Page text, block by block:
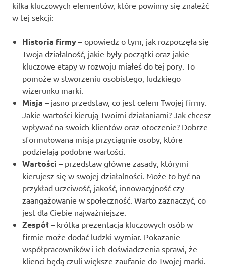
kilka kluczowych elementów, które powinny się znaleźć
w tej sekcji:
Historia firmy – opowiedz o tym, jak rozpoczęła się
Twoja działalność, jakie były początki oraz jakie
kluczowe etapy w rozwoju miałeś do tej pory. To
pomoże w stworzeniu osobistego, ludzkiego
wizerunku marki.
Misja – jasno przedstaw, co jest celem Twojej firmy.
Jakie wartości kierują Twoimi działaniami? Jak chcesz
wpływać na swoich klientów oraz otoczenie? Dobrze
sformułowana misja przyciągnie osoby, które
podzielają podobne wartości.
Wartości – przedstaw główne zasady, którymi
kierujesz się w swojej działalności. Może to być na
przykład uczciwość, jakość, innowacyjność czy
zaangażowanie w społeczność. Warto zaznaczyć, co
jest dla Ciebie najważniejsze.
Zespół – krótka prezentacja kluczowych osób w
firmie może dodać ludzki wymiar. Pokazanie
współpracowników i ich doświadczenia sprawi, że
klienci będą czuli większe zaufanie do Twojej marki.